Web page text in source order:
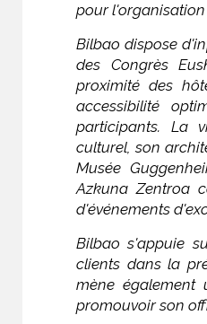
pour l'organisation
Bilbao dispose
des Congrès
proximité des
accessibilité
participants. La
culturel, son
Musée
Azkuna Zentroa
d'événements
Bilbao s'appuie
clients dans la
mène également
promouvoir son